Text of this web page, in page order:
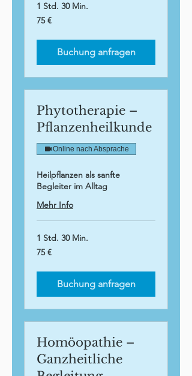
1 Std. 30 Min.
75
Euro
75 €
Buchung anfragen
Phytotherapie –
Pflanzenheilkunde
Online nach Absprache
Heilpflanzen als sanfte
Begleiter im Alltag
Mehr Info
1 Std. 30 Min.
75
Euro
75 €
Buchung anfragen
Homöopathie –
Ganzheitliche